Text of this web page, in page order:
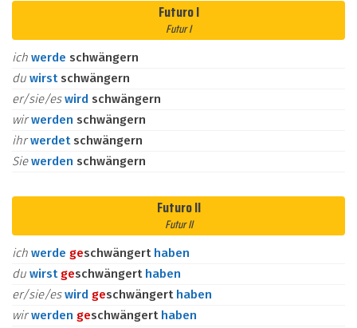
Futuro I
Futur I
ich werde schwängern
du wirst schwängern
er/sie/eswird schwängern
wirwerden schwängern
ihrwerdet schwängern
Siewerden schwängern
Futuro II
Futur II
ich werde geschwängert haben
du wirst geschwängert haben
er/sie/eswird geschwängert haben
wirwerden geschwängert haben